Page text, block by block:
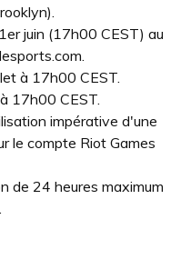
juin (17h00 CEST) au
à 17h00 CEST.
17h00 CEST.
impérative d'une
le compte Riot Games
de 24 heures maximum